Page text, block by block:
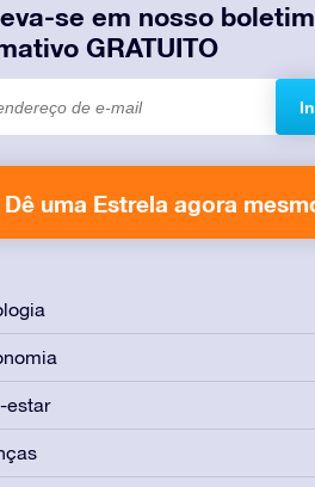
se em nosso boletim
GRATUITO
Dê uma Estrela agora
estar